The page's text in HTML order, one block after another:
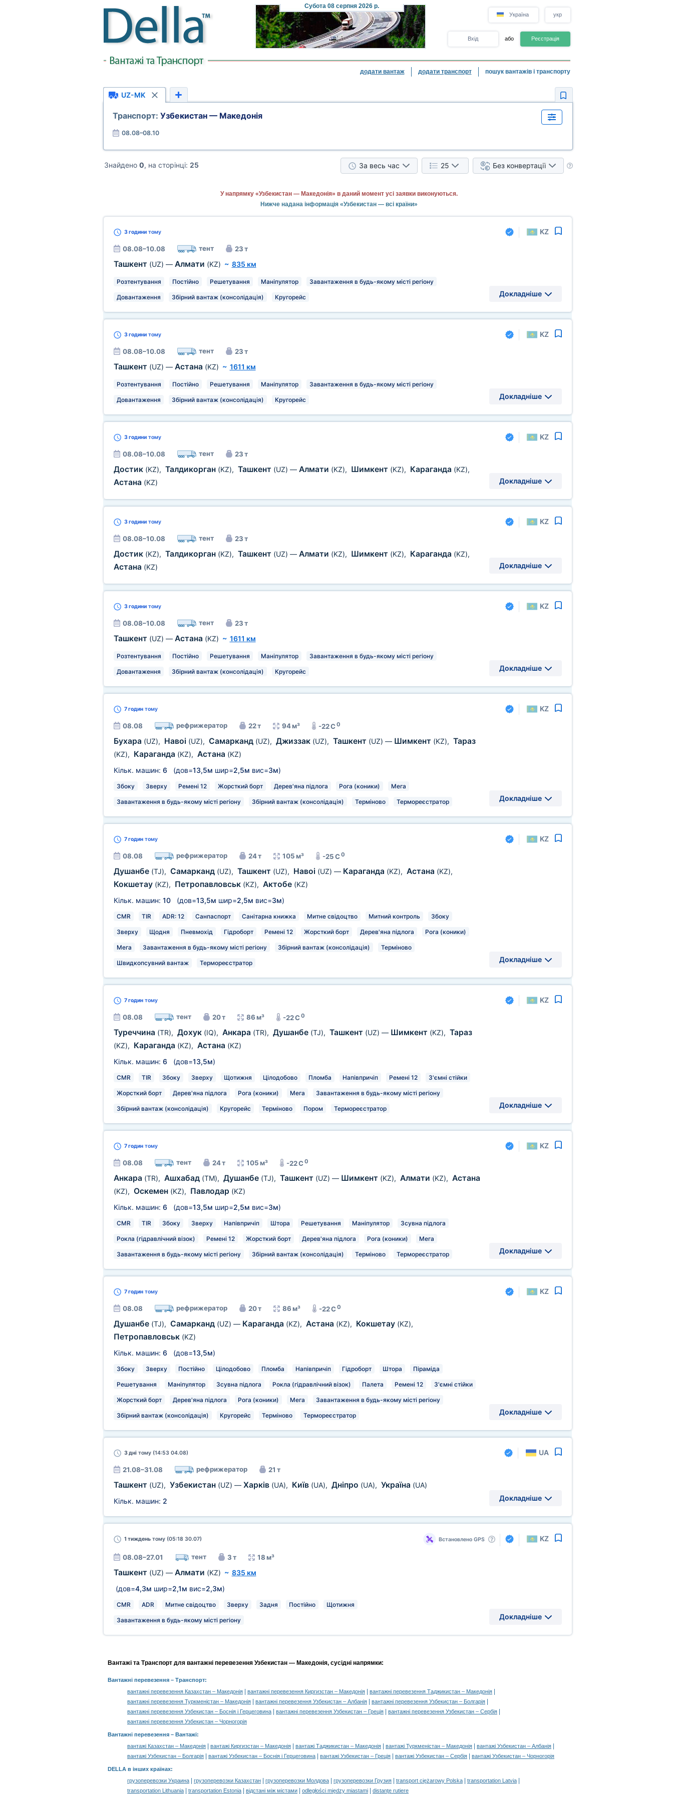
Субота08 серпня 2026 р.
Україна укр
Вхід або Реєстрація
додати вантаж додати транспорт пошук вантажів і транспорту
UZ-MK
Транспорт: Узбекистан — Македонія
08.08–08.10
Знайдено 0, на сторінці: 25 За весь час 25 Без конвертації
У напрямку «Узбекистан — Македонія» в даний момент усі заявки виконуються.
Нижче надана інформація «Узбекистан — всі країни»
3 годинитому KZ
08.08–10.08 тент 23 т
Ташкент (UZ) — Алмати (KZ) ~ 835 км
Розтентування Постійно Решетування Маніпулятор Завантаження в будь-якому місті регіону
Довантаження Збірний вантаж (консолідація) Кругорейс Докладніше
3 годинитому KZ
08.08–10.08 тент 23 т
Ташкент (UZ) — Астана (KZ) ~ 1611 км
Розтентування Постійно Решетування Маніпулятор Завантаження в будь-якому місті регіону
Довантаження Збірний вантаж (консолідація) Кругорейс Докладніше
3 годинитому KZ
08.08–10.08 тент 23 т
Достик (KZ), Талдикорган (KZ), Ташкент (UZ) — Алмати (KZ), Шимкент (KZ), Караганда (KZ),
Астана (KZ) Докладніше
3 годинитому KZ
08.08–10.08 тент 23 т
Достик (KZ), Талдикорган (KZ), Ташкент (UZ) — Алмати (KZ), Шимкент (KZ), Караганда (KZ),
Астана (KZ) Докладніше
3 годинитому KZ
08.08–10.08 тент 23 т
Ташкент (UZ) — Астана (KZ) ~ 1611 км
Розтентування Постійно Решетування Маніпулятор Завантаження в будь-якому місті регіону
Довантаження Збірний вантаж (консолідація) Кругорейс Докладніше
7 годинтому KZ
08.08 рефрижератор 22 т 94 м³ -22 C0
Бухара (UZ), Навоі (UZ), Самарканд (UZ), Джиззак (UZ), Ташкент (UZ) — Шимкент (KZ), Тараз
(KZ), Караганда (KZ), Астана (KZ)
Кільк. машин: 6 (дов=13,5м шир=2,5м вис=3м)
Збоку Зверху Ремені 12 Жорсткий борт Дерев'яна підлога Рога (коники) Мега
Завантаження в будь-якому місті регіону Збірний вантаж (консолідація) Терміново Термореєстратор Докладніше
7 годинтому KZ
08.08 рефрижератор 24 т 105 м³ -25 C0
Душанбе (TJ), Самарканд (UZ), Ташкент (UZ), Навоі (UZ) — Караганда (KZ), Астана (KZ),
Кокшетау (KZ), Петропавловськ (KZ), Актобе (KZ)
Кільк. машин: 10(дов=13,5м шир=2,5м вис=3м)
CMR TIR ADR: 12 Санпаспорт Санітарна книжка Митне свідоцтво Митний контроль Збоку
Зверху Щодня Пневмохід Гідроборт Ремені 12 Жорсткий борт Дерев'яна підлога Рога (коники)
Мега Завантаження в будь-якому місті регіону Збірний вантаж (консолідація) Терміново
Швидкопсувний вантаж Термореєстратор Докладніше
7 годинтому KZ
08.08 тент 20 т 86 м³ -22 C0
Туреччина (TR), Дохук (IQ), Анкара (TR), Душанбе (TJ), Ташкент (UZ) — Шимкент (KZ), Тараз
(KZ), Караганда (KZ), Астана (KZ)
Кільк. машин: 6 (дов=13,5м)
CMR TIR Збоку Зверху Щотижня Цілодобово Пломба Напівпричіп Ремені 12 З'ємні стійки
Жорсткий борт Дерев'яна підлога Рога (коники) Мега Завантаження в будь-якому місті регіону
Збірний вантаж (консолідація) Кругорейс Терміново Пором Термореєстратор Докладніше
7 годинтому KZ
08.08 тент 24 т 105 м³ -22 C0
Анкара (TR), Ашхабад (TM), Душанбе (TJ), Ташкент (UZ) — Шимкент (KZ), Алмати (KZ), Астана
(KZ), Оскемен (KZ), Павлодар (KZ)
Кільк. машин: 6 (дов=13,5м шир=2,5м вис=3м)
CMR TIR Збоку Зверху Напівпричіп Штора Решетування Маніпулятор Зсувна підлога
Рокла (гідравлічний візок) Ремені 12 Жорсткий борт Дерев'яна підлога Рога (коники) Мега
Завантаження в будь-якому місті регіону Збірний вантаж (консолідація) Терміново Термореєстратор Докладніше
7 годинтому KZ
08.08 рефрижератор 20 т 86 м³ -22 C0
Душанбе (TJ), Самарканд (UZ) — Караганда (KZ), Астана (KZ), Кокшетау (KZ),
Петропавловськ (KZ)
Кільк. машин: 6 (дов=13,5м)
Збоку Зверху Постійно Цілодобово Пломба Напівпричіп Гідроборт Штора Піраміда
Решетування Маніпулятор Зсувна підлога Рокла (гідравлічний візок) Палета Ремені 12 З'ємні стійки
Жорсткий борт Дерев'яна підлога Рога (коники) Мега Завантаження в будь-якому місті регіону
Збірний вантаж (консолідація) Кругорейс Терміново Термореєстратор Докладніше
3 днітому (14:53 04.08) UA
21.08–31.08 рефрижератор 21 т
Ташкент (UZ), Узбекистан (UZ) — Харків (UA), Київ (UA), Дніпро (UA), Україна (UA)
Кільк. машин: 2 Докладніше
1 тижденьтому (05:18 30.07) Встановлено GPS KZ
08.08–27.01 тент 3 т 18 м³
Ташкент (UZ) — Алмати (KZ) ~ 835 км
(дов=4,3м шир=2,1м вис=2,3м)
CMR ADR Митне свідоцтво Зверху Задня Постійно Щотижня
Завантаження в будь-якому місті регіону Докладніше
Вантажі та Транспорт для вантажні перевезення Узбекистан — Македонія, сусідні напрямки:
Вантажні перевезення – Транспорт:
вантажні перевезення Казахстан – Македонія
вантажні перевезення Киргизстан – Македонія вантажні перевезення Таджикистан – Македонія
вантажні перевезення Туркменістан – Македонія вантажні перевезення Узбекистан – Албанія вантажні перевезення Узбекистан – Болгарія
вантажні перевезення Узбекистан – Боснія і Герцеговина вантажні перевезення Узбекистан – Греція вантажні перевезення Узбекистан – Сербія
вантажні перевезення Узбекистан – Чорногорія
Вантажні перевезення – Вантажі:
вантажі Казахстан – Македонія
вантажі Киргизстан – Македонія вантажі Таджикистан – Македонія вантажі Туркменістан – Македонія вантажі Узбекистан – Албанія
вантажі Узбекистан – Болгарія вантажі Узбекистан – Боснія і Герцеговина вантажі Узбекистан – Греція вантажі Узбекистан – Сербія вантажі Узбекистан – Чорногорія
DELLA в інших країнах:
грузоперевозки Украина
грузоперевозки Казахстан грузоперевозки Молдова грузоперевозки Грузия transport ciężarowy Polska transportation Latvia
transportation Lithuania transportation Estonia відстані між містами odległości między miastami distanţe rutiere